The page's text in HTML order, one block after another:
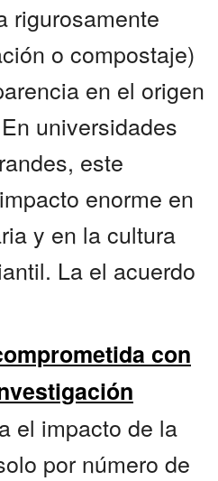
rigurosamente
o compostaje)
en el origen
universidades
este
enorme en
y en la cultura
La el acuerdo
con
el impacto de la
por número de